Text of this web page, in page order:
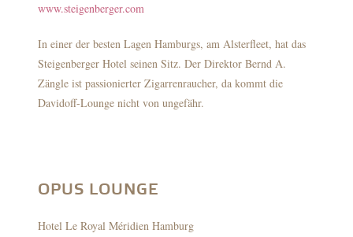
www.steigenberger.com
In einer der besten Lagen Hamburgs, am Alsterfleet, hat das
Steigenberger Hotel seinen Sitz. Der Direktor Bernd A.
Zängle ist passionierter Zigarrenraucher, da kommt die
Davidoff-Lounge nicht von ungefähr.
OPUS LOUNGE
Hotel Le Royal Méridien Hamburg